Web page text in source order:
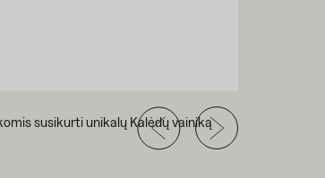
susikurti unikalų Kalėdų vainiką